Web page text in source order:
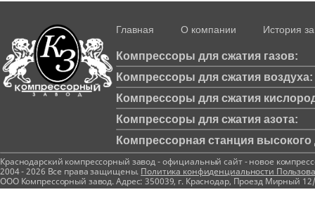
Главная О компании История
Компрессоры для сжатия газов:
Компрессоры для сжатия воздуха:
Компрессоры для сжатия
Компрессоры для сжатия азота:
Компрессорная станция
Краснодарский компрессорный завод - официальный сайт - новое
2004 - 2026 Все права защищены. Политика конфиденциальности
ООО Компрессорный завод. Адрес: 350039, г. Краснодар, Проезд Мирный